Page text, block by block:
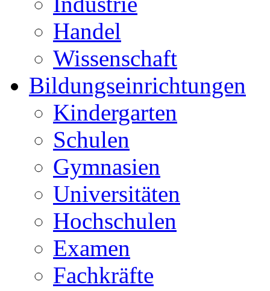
Handel
Wissenschaft
Bildungseinrichtungen
Kindergarten
Schulen
Gymnasien
Universitäten
Hochschulen
Examen
Fachkräfte